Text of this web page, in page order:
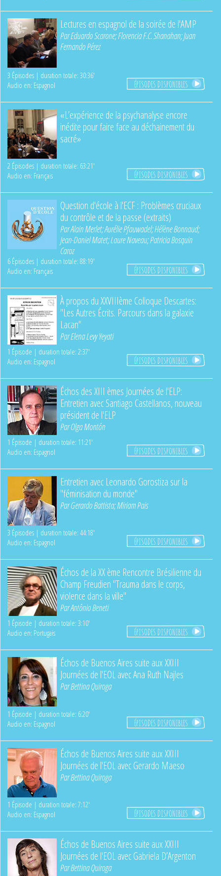
Lectures en espagnol de la soirée de l'AMP
ParEduardo Scarone;Florencia F.C. Shanahan;Juan
Fernando Pérez
3 Épisodes | duration totale: 30:36'
Audio en: Espagnol
ÉPISODES DISPONIBLES
«L’expérience de la psychanalyse encore
inédite pour faire face au déchainement du
sacré»
2 Épisodes | duration totale: 63:21'
Audio en: Français
ÉPISODES DISPONIBLES
Question d'école à l'ECF : Problèmes cruciaux
du contrôle et de la passe (extraits)
ParAlain Merlet;Aurélie Pfauwadel;Hélène Bonnaud;
Jean-Daniel Matet;Laure Naveau;Patricia Bosquin
Caroz
6 Épisodes | duration totale: 88:19'
Audio en: Français
ÉPISODES DISPONIBLES
À propos du XXVIIIème Colloque Descartes:
"Les Autres Écrits. Parcours dans la galaxie
Lacan"
ParElena Levy Yeyati
1 Épisode | duration totale: 2:37'
Audio en: Espagnol
ÉPISODES DISPONIBLES
Échos des XIII èmes Journées de l'ELP:
Entretien avec Santiago Castellanos, nouveau
président de l'ELP
ParOlga Montón
1 Épisode | duration totale: 11:21'
Audio en: Espagnol
ÉPISODES DISPONIBLES
Entretien avec Leonardo Gorostiza sur la
"féminisation du monde"
ParGerardo Battista;Miriam Pais
3 Épisodes | duration totale: 44:18'
Audio en: Espagnol
ÉPISODES DISPONIBLES
Échos de la XX ème Rencontre Brésilienne du
Champ Freudien "Trauma dans le corps,
violence dans la ville"
ParAntônio Beneti
1 Épisode | duration totale: 3:10'
Audio en: Portugais
ÉPISODES DISPONIBLES
Échos de Buenos Aires suite aux XXIII
Journées de l'EOL avec Ana Ruth Najles
ParBettina Quiroga
1 Épisode | duration totale: 6:20'
Audio en: Espagnol
ÉPISODES DISPONIBLES
Échos de Buenos Aires suite aux XXIII
Journées de l'EOL avec Gerardo Maeso
ParBettina Quiroga
1 Épisode | duration totale: 7:12'
Audio en: Espagnol
ÉPISODES DISPONIBLES
Échos de Buenos Aires suite aux XXIII
Journées de l'EOL avec Gabriela D’Argenton
ParBettina Quiroga